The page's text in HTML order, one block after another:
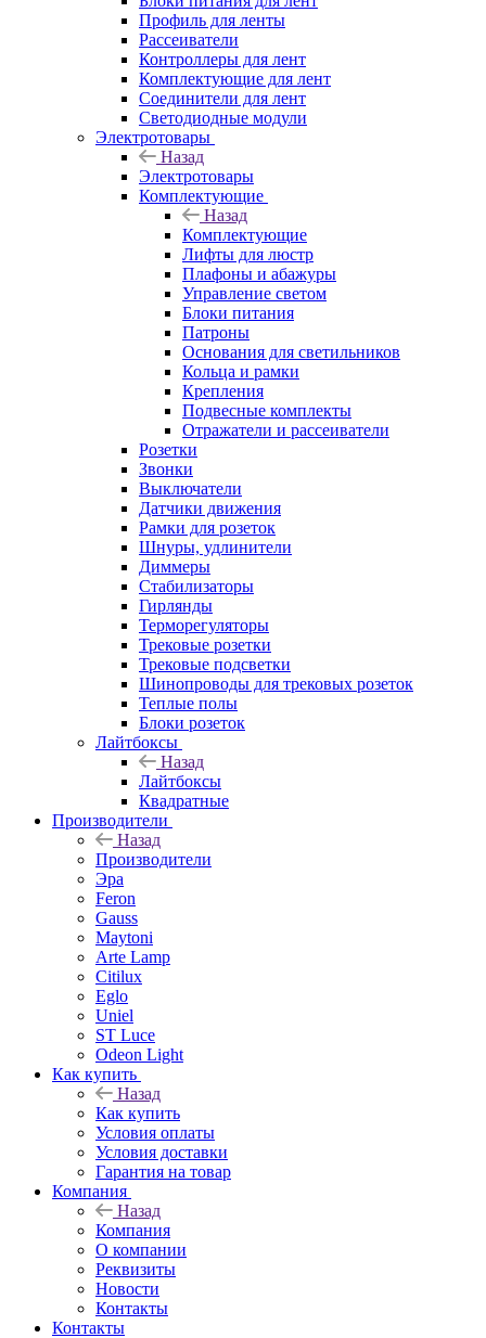
Профиль для ленты
Рассеиватели
Контроллеры для лент
Комплектующие для лент
Соединители для лент
Светодиодные модули
Электротовары
Назад
Электротовары
Комплектующие
Назад
Комплектующие
Лифты для люстр
Плафоны и абажуры
Управление светом
Блоки питания
Патроны
Основания для светильников
Кольца и рамки
Крепления
Подвесные комплекты
Отражатели и рассеиватели
Розетки
Звонки
Выключатели
Датчики движения
Рамки для розеток
Шнуры, удлинители
Диммеры
Стабилизаторы
Гирлянды
Терморегуляторы
Трековые розетки
Трековые подсветки
Шинопроводы для трековых розеток
Теплые полы
Блоки розеток
Лайтбоксы
Назад
Лайтбоксы
Квадратные
Производители
Назад
Производители
Эра
Feron
Gauss
Maytoni
Arte Lamp
Citilux
Eglo
Uniel
ST Luce
Odeon Light
Как купить
Назад
Как купить
Условия оплаты
Условия доставки
Гарантия на товар
Компания
Назад
Компания
О компании
Реквизиты
Новости
Контакты
Контакты